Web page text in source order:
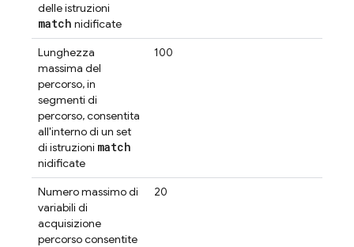
delle istruzioni
match nidificate
Lunghezza
massima del
percorso, in
segmenti di
percorso, consentita
all'interno di un set
di istruzioni match
nidificate
100
Numero massimo di
variabili di
acquisizione
percorso consentite
20